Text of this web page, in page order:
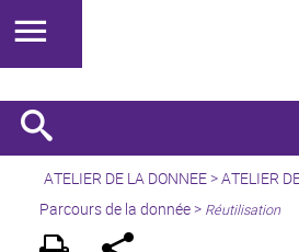
ATELIER DE LA DONNEE>ATELIER
Parcours de la donnée> Réutilisation